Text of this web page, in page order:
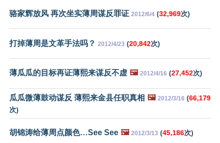
骆家辉放风 再次坐实薄周谋反罪证 2012/6/4 (32,969次)
打掉薄周是文革手法吗？ 2012/4/23 (20,842次)
薄瓜瓜的目标再证薄熙来谋反不虚 🖼️ 2012/4/16 (27,452次)
瓜瓜微薄鼓动谋反 薄熙来金县任职真相 🖼️ 2012/3/16 (66,179
次)
胡锦涛给薄周点颜色…See See 🖼️ 2012/3/13 (45,186次)